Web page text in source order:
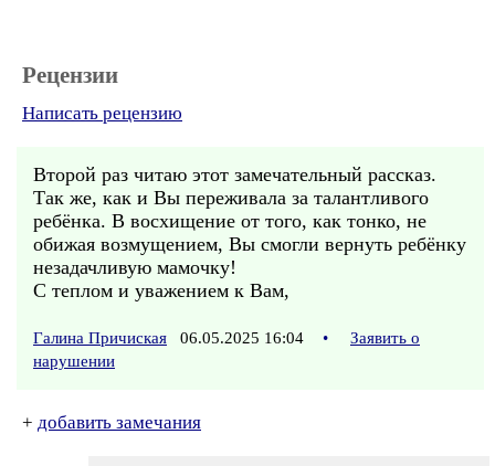
Рецензии
Написать рецензию
Второй раз читаю этот замечательный рассказ.
Так же, как и Вы переживала за талантливого
ребёнка. В восхищение от того, как тонко, не
обижая возмущением, Вы смогли вернуть ребёнку
незадачливую мамочку!
С теплом и уважением к Вам,
Галина Причиская 06.05.2025 16:04 •
Заявить о
нарушении
+ добавить замечания